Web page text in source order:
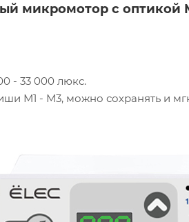
микромотор с оптикой
- 33 000 люкс.
М1 - М3, можно сохранять и